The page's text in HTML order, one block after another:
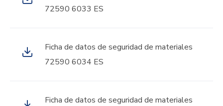
72590 6033 ES
Ficha de datos de seguridad de materiales
72590 6034 ES
Ficha de datos de seguridad de materiales